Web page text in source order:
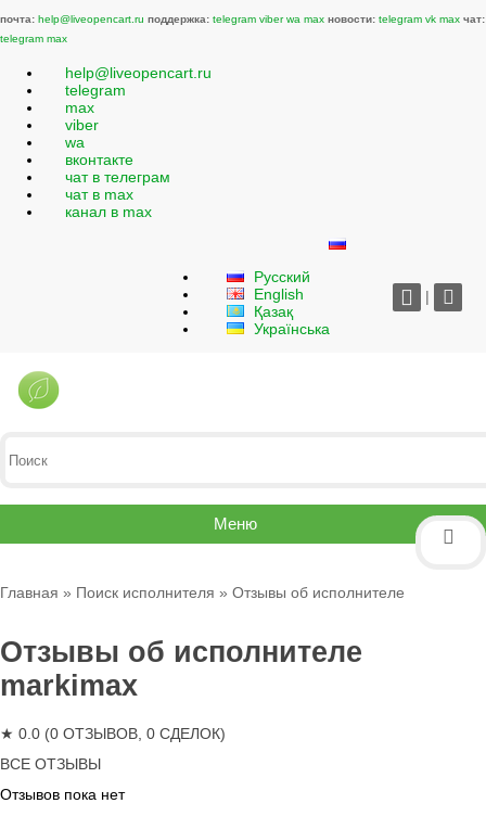
почта: help@liveopencart.ru поддержка: telegram viber wa max новости: telegram vk max чат:
telegram max
help@liveopencart.ru
telegram
max
viber
wa
вконтакте
чат в телеграм
чат в max
канал в max
Русский
English
Қазақ
Українська
|
Меню
Главная » Поиск исполнителя » Отзывы об исполнителе
Отзывы об исполнителе
markimax
★ 0.0 (0 ОТЗЫВОВ, 0 СДЕЛОК)
ВСЕ ОТЗЫВЫ
Отзывов пока нет